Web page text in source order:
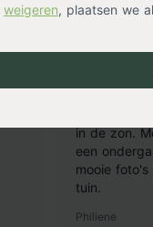
weigeren, plaatsen we
Goede
in de zon.
een
mooie foto's
tuin.
Philiene